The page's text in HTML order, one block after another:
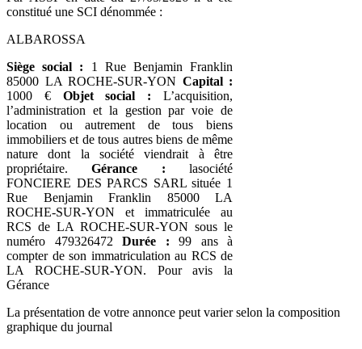
constitué une SCI dénommée :
ALBAROSSA
Siège social : 1 Rue Benjamin Franklin
85000 LA ROCHE-SUR-YON Capital :
1000 € Objet social : L’acquisition,
l’administration et la gestion par voie de
location ou autrement de tous biens
immobiliers et de tous autres biens de même
nature dont la société viendrait à être
propriétaire.Gérance : lasociété
FONCIERE DES PARCS SARL située 1
Rue Benjamin Franklin 85000 LA
ROCHE-SUR-YON et immatriculée au
RCS de LA ROCHE-SUR-YON sous le
numéro 479326472 Durée : 99 ans à
compter de son immatriculation au RCS de
LA ROCHE-SUR-YON. Pour avis la
Gérance
La présentation de votre annonce peut varier selon la composition
graphique du journal